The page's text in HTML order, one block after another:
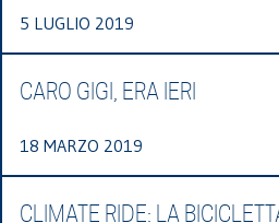
5 LUGLIO 2019
CARO GIGI, ERA IERI
18 MARZO 2019
CLIMATE RIDE: LA